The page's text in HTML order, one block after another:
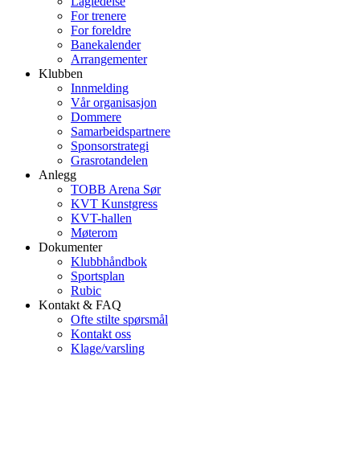
For trenere
For foreldre
Banekalender
Arrangementer
Klubben
Innmelding
Vår organisasjon
Dommere
Samarbeidspartnere
Sponsorstrategi
Grasrotandelen
Anlegg
TOBB Arena Sør
KVT Kunstgress
KVT-hallen
Møterom
Dokumenter
Klubbhåndbok
Sportsplan
Rubic
Kontakt & FAQ
Ofte stilte spørsmål
Kontakt oss
Klage/varsling